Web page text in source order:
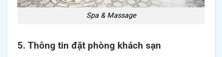
Spa & Massage
5. Thông tin đặt phòng khách sạn